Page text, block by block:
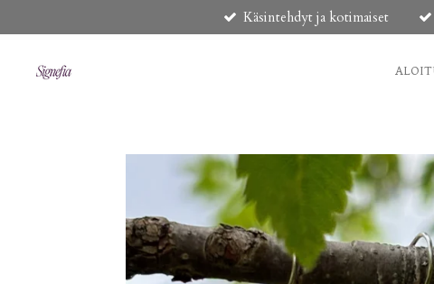
pääsisältöön
Käsintehdyt ja kotimaiset